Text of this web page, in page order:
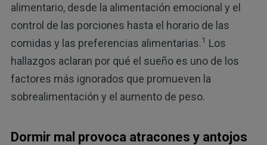
alimentario, desde la alimentación emocional y el
control de las porciones hasta el horario de las
comidas y las preferencias alimentarias.1 Los
hallazgos aclaran por qué el sueño es uno de los
factores más ignorados que promueven la
sobrealimentación y el aumento de peso.
Dormir mal provoca atracones y antojos